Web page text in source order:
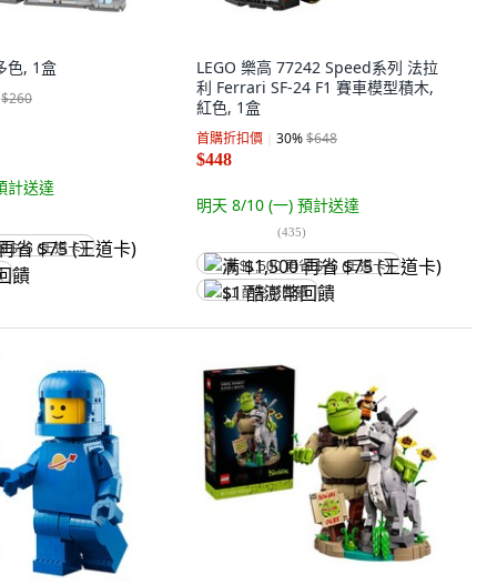
色, 1盒
$260
計送達
$75 (王道卡)
LEGO 樂高 77242 Speed系列 法拉
利 Ferrari SF-24 F1 賽車模型積木,
紅色, 1盒
首購折扣價 30%$648
$448
明天 8/10 (一) 預計送達
(435)
满 $1,500 再省 $75 (王道卡)
$1 酷澎幣回饋